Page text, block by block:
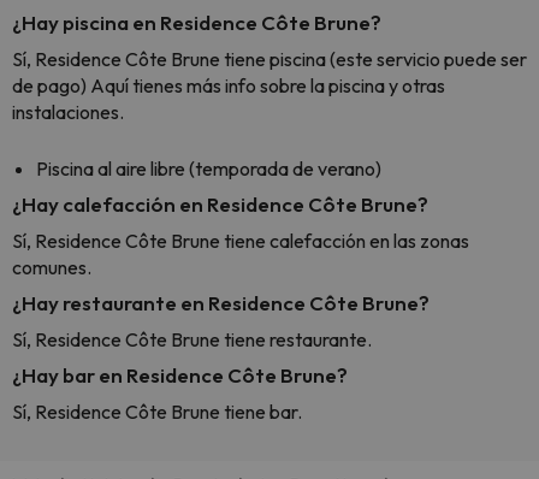
¿Hay piscina en Residence Côte Brune?
Sí, Residence Côte Brune tiene piscina (este servicio puede ser
de pago) Aquí tienes más info sobre la piscina y otras
instalaciones.
Piscina al aire libre (temporada de verano)
¿Hay calefacción en Residence Côte Brune?
Sí, Residence Côte Brune tiene calefacción en las zonas
comunes.
¿Hay restaurante en Residence Côte Brune?
Sí, Residence Côte Brune tiene restaurante.
¿Hay bar en Residence Côte Brune?
Sí, Residence Côte Brune tiene bar.